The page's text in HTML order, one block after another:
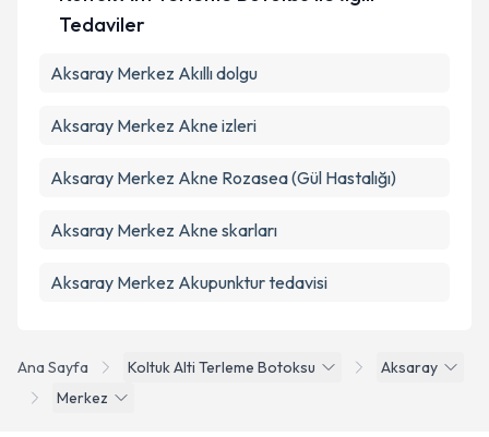
Ana Sayfa Koltuk Alti Terleme Botoksu
Aksaray
Merkez
Tedaviler
Aksaray Merkez Akıllı dolgu
Aksaray Merkez Akne izleri
Aksaray Merkez Akne Rozasea (Gül Hastalığı)
Aksaray Merkez Akne skarları
Aksaray Merkez Akupunktur tedavisi